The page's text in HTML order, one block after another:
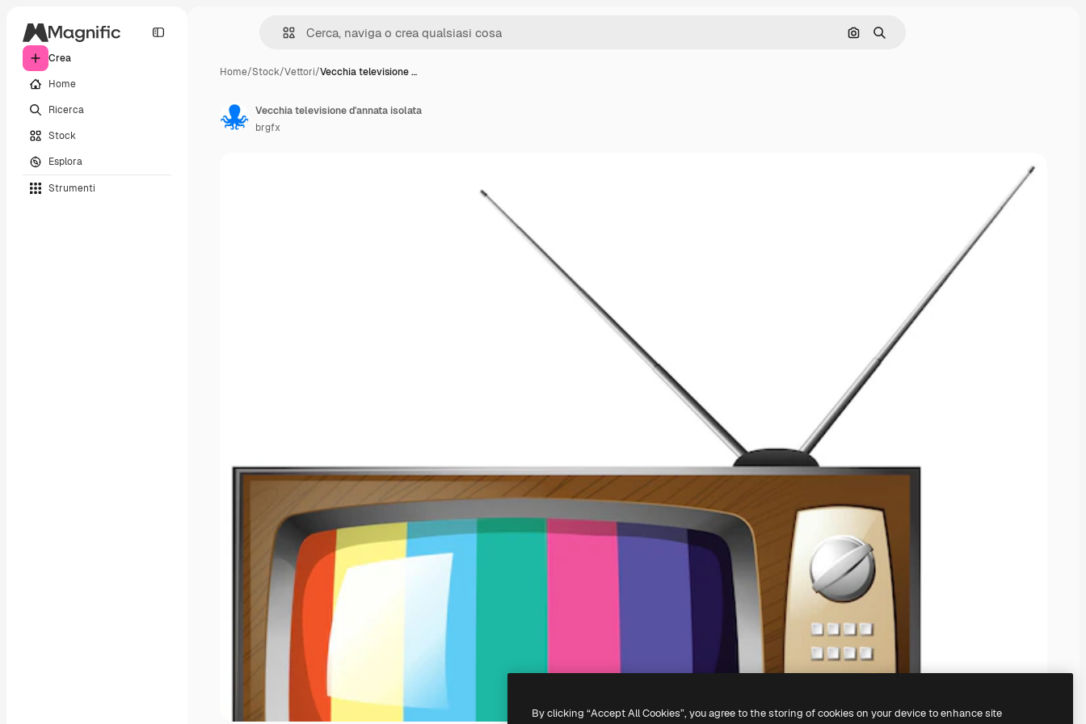
Crea
Home
Ricerca
Stock
Esplora
Strumenti
Cerca per immagine
Ricerca
Home/Stock/Vettori/Vecchia televisione …
Vecchia televisione d'annata isolata
brgfx
By clicking “Accept All Cookies”, you agree to the storing of cookies on your device to enhance site